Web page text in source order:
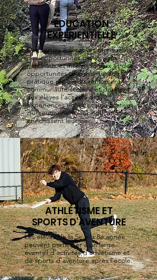
ÉDUCATION
EXPÉRIENTIELLE
Des sorties éducatives mensuelles,
des opportunités de voyages
nationaux et internationaux et des
opportunités d'apprentissage
pratique régulières renforcent la
communauté scolaire et donnent
aux élèves l'accès à des
expériences riches et significatives
qui soutiennent leur éducation et
enrichissent leur vie.
ATHLÉTISME ET
SPORTS D'AVENTURE
Les élèves de la 5e à la 8e année
peuvent participer à un large
éventail d'activités d'athlétisme et
de sports d'aventure après l'école.